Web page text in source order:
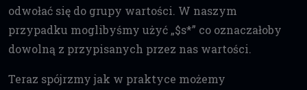
odwołać się do grupy wartości. W naszym
przypadku moglibyśmy użyć „$s*” co oznaczałoby
dowolną z przypisanych przez nas wartości.
Teraz spójrzmy jak w praktyce możemy